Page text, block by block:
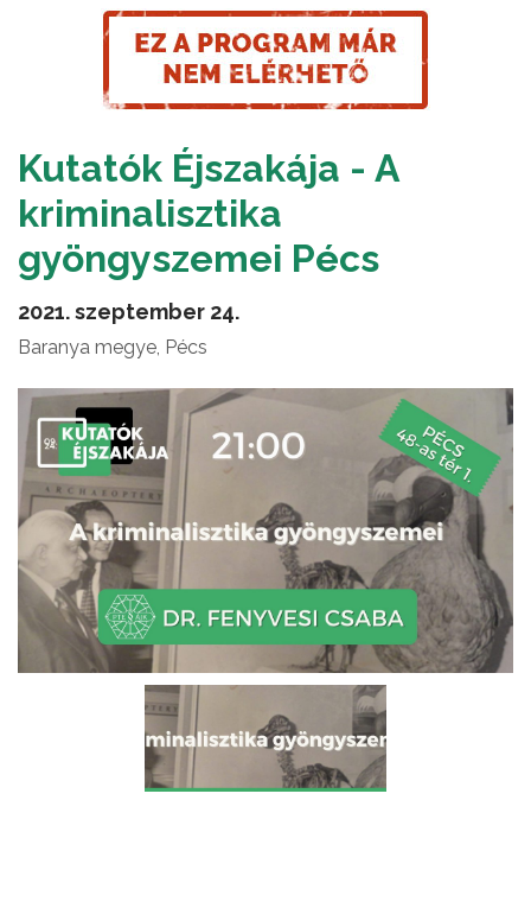
Kutatók Éjszakája - A
kriminalisztika
gyöngyszemei Pécs
2021. szeptember 24.
Baranya megye, Pécs